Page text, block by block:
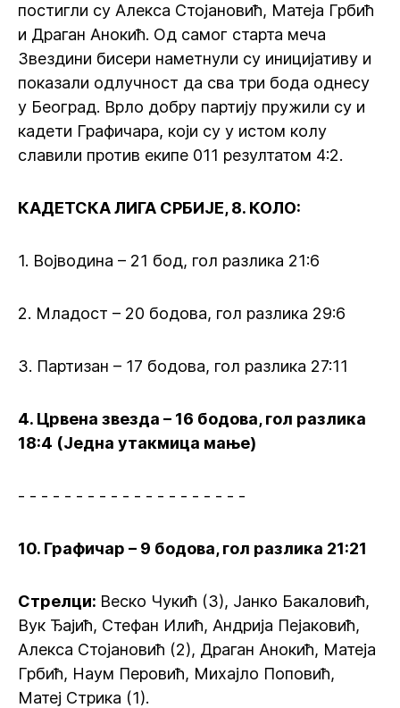
постигли су Алекса Стојановић, Матеја Грбић
и Драган Анокић. Од самог старта меча
Звездини бисери наметнули су иницијативу и
показали одлучност да сва три бода однесу
у Београд. Врло добру партију пружили су и
кадети Графичара, који су у истом колу
славили против екипе 011 резултатом 4:2.
КАДЕТСКА ЛИГА СРБИЈЕ, 8. КОЛО:
1. Војводина – 21 бод, гол разлика 21:6
2. Младост – 20 бодова, гол разлика 29:6
3. Партизан – 17 бодова, гол разлика 27:11
4. Црвена звезда – 16 бодова, гол разлика
18:4 (Једна утакмица мање)
- - - - - - - - - - - - - - - - - - - -
10. Графичар – 9 бодова, гол разлика 21:21
Стрелци: Веско Чукић (3), Јанко Бакаловић,
Вук Ђајић, Стефан Илић, Андрија Пејаковић,
Алекса Стојановић (2), Драган Анокић, Матеја
Грбић, Наум Перовић, Михајло Поповић,
Матеј Стрика (1).